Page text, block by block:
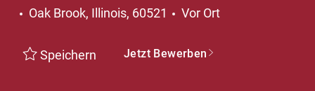
Ort
Oak Brook, Illinois, 60521 Vor Ort
Speichern Jetzt Bewerben